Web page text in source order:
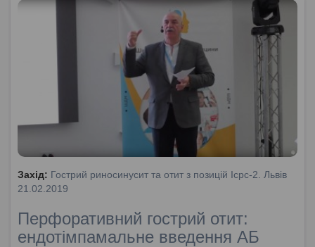
Захід: Гострий риносинусит та отит з позицій Icpc-2. Львів
21.02.2019
Перфоративний гострий отит:
ендотімпамальне введення АБ